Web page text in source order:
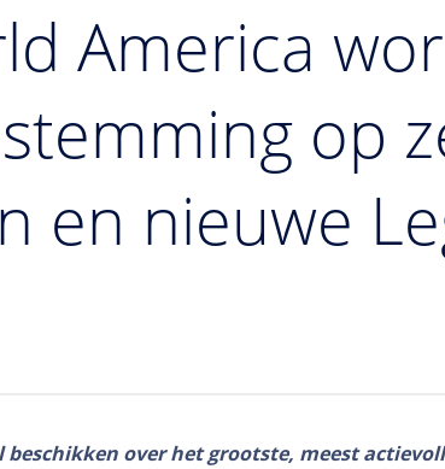
America
op
en nieuwe
beschikken over het grootste, meest